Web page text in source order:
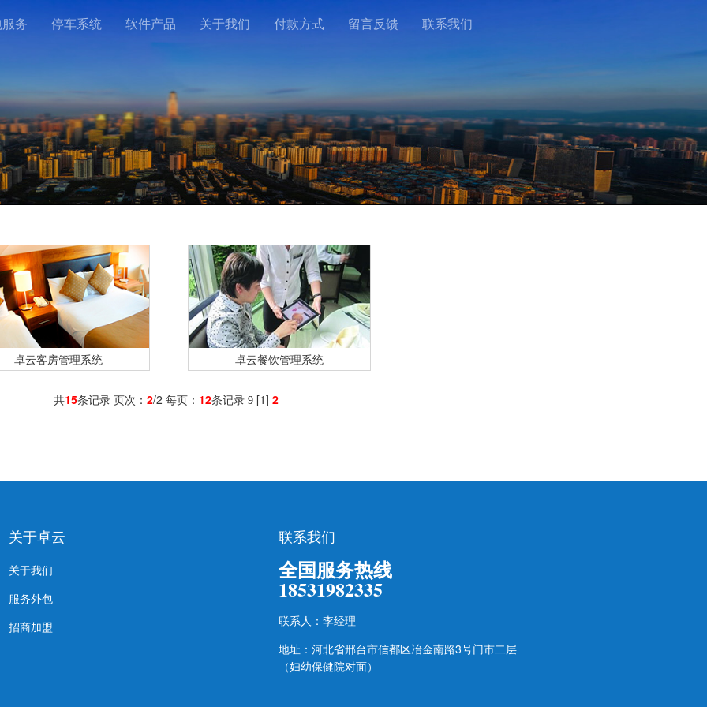
务 停车系统 软件产品 关于我们 付款方式 留言反馈 联系我们
卓云客房管理系统 卓云餐饮管理系统
共15条记录 页次： 2/2 每页： 12条记录 9 [1] 2
关于卓云
关于我们
服务外包
招商加盟
联系我们
全国服务热线
18531982335
联系人：李经理
地址：河北省邢台市信都区冶金南路3号门市二层
（妇幼保健院对面）